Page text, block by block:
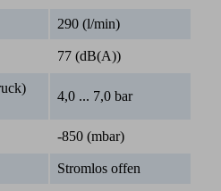
290 (l/min)
77 (dB(A))
4,0 ... 7,0 bar
-850 (mbar)
Stromlos offen